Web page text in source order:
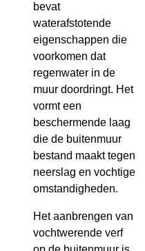
bevat
waterafstotende
eigenschappen die
voorkomen dat
regenwater in de
muur doordringt. Het
vormt een
beschermende laag
die de buitenmuur
bestand maakt tegen
neerslag en vochtige
omstandigheden.
Het aanbrengen van
vochtwerende verf